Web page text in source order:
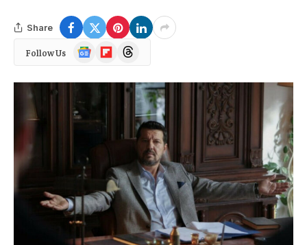
Share
Follow Us
Google
News
FlipboardThreads